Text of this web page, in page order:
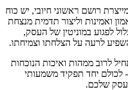
רושם ראשוני חיובי, יש כוח
ואמינות וליצור תדמית מנצחת
לפגוע במוניטין של העסק,
לרעה על הצלחתו וצמיחתו.
לרוב ממהות ואיכות הנוכחות
לכולם יחד תפקיד משמעותי
שלכם.